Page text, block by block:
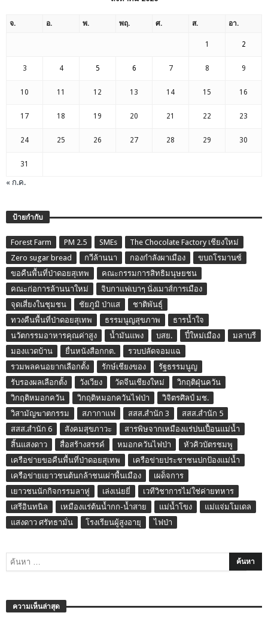
จ. อ. พ. พฤ. ศ. ส. อา.
1 2
3 4 5 6 7 8 9
10 11 12 13 14 15 16
17 18 19 20 21 22 23
24 25 26 27 28 29 30
31
« ก.ค.
ป้ายกำกับ
Forest Farm PM 2.5 SMEs
The Chocolate Factory เชียงใหม่
Zero sugar bread
กวีล้านนา กองกำลังผาเมือง
ขบถโรมานซ์
ขอคืนพื้นที่ป่าดอยสุเทพ
คณะกรรมการสิทธิมนุษยชน
คณะก่อการล้านนาใหม่
จิบกาแฟเบาๆ นั่งเมาส์การเมือง
จุดเสี่ยงในชุมชน
ชัยภูมิ ป่าแส
ชาติพันธุ์
ทวงคืนพื้นที่ป่าดอยสุเทพ
ธรรมนูญสุขภาพ
ธารน้ำใจ
นวัตกรรมอาหารคุณค่าสูง
น้ำมันแพง บสย. ปี๋ใหม่เมือง
มลาบรี
มองแวดบ้าน
ยื่นหนังสือกกต.
รวบปลัดจอมแฉ
รวมพลคนอยากเลือกตั้ง
รักษ์เชียงของ
รัฐธรรมนูญ
รับรองผลเลือกตั้ง
วังเวียง วัดจีนเชียงใหม่
วิกฤติฝุ่นควัน
วิกฤติหมอกควัน
วิกฤติหมอกควันไฟป่า
วิจิตรศิลป์ มช.
วิสามัญฆาตกรรม
สภากาแฟ สสส.สำนัก 3
สสส.สำนัก 5
สสส.สำนัก 6
สังคมสุขภาวะ
สารพิษจากเหมืองแร่ปนเปื้อนแม่น้ำ
สิ้นแสงดาว
สื่อสร้างสรรค์ หมอกควันไฟป่า
หัวคิวบัตรชมพู
เครือข่ายขอคืนพื้นที่ป่าดอยสุเทพ
เครือข่ายประชาชนปกป้องแม่น้ำ
เครือข่ายเยาวชนต้นกล้าชนเผ่าพื้นเมือง
เผด็จการ
เยาวชนนักกิจกรรมลาหู่
เล่งเน่ยยี่
เวทีวิชาการไม่ใช่ค่ายทหาร
เสรีอินทนิล
เหมืองแร่ต้นน้ำกก-น้ำสาย แม่น้ำโขง
แม่แจ่มโมเดล
แสงดาว ศรัทธามั่น
โรงเรียนผู้สูงอายุ ไฟป่า
ความเห็นล่าสุด